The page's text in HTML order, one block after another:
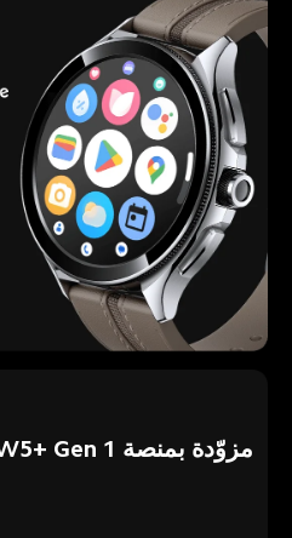
مزوّدة بمنصة Snapdragon® W5+ Gen 1